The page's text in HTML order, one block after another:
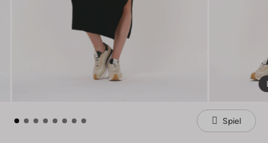
Spiel